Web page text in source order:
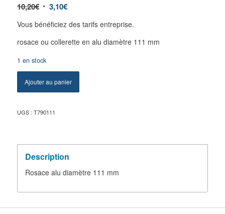
10,20€ 3,10€
Vous bénéficiez des tarifs entreprise.
rosace ou collerette en alu diamètre 111 mm
1 en stock
Ajouter au panier
UGS : T790111
Description
Rosace alu diamètre 111 mm